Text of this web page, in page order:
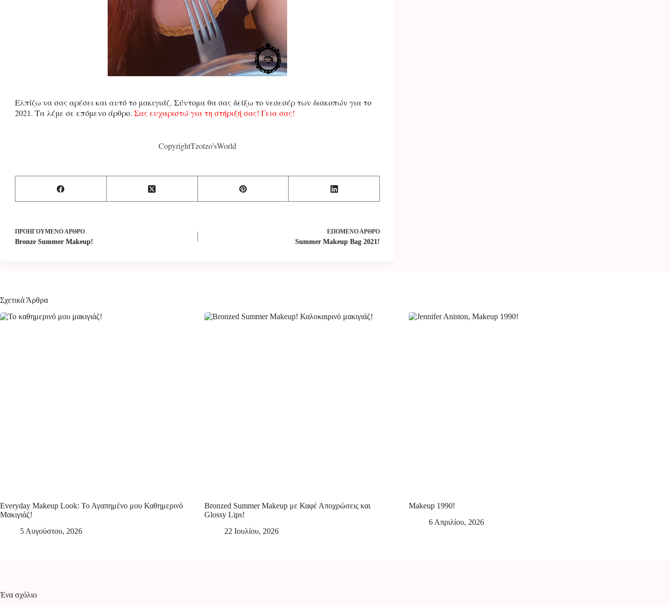
Ελπίζω να σας αρέσει και αυτό το μακιγιάζ. Σύντομα θα σας δείξω το νεσεσέρ των διακοπών για το
2021. Τα λέμε σε επόμενο άρθρο. Σας ευχαριστώ για τη στήριξή σας! Γεια σας!
CopyrightTzotzo’sWorld
ΠΡΟΗΓΟΎΜΕΝΟΆΡΘΡΟ
Bronze Summer Makeup!
ΕΠΌΜΕΝΟΆΡΘΡΟ
Summer Makeup Bag 2021!
Σχετικά Άρθρα
Everyday Makeup Look: Το Αγαπημένο μου Καθημερινό
Μακιγιάζ!
5 Αυγούστου, 2026
Bronzed Summer Makeup με Καφέ Αποχρώσεις και
Glossy Lips!
22 Ιουλίου, 2026
Makeup 1990!
6 Απριλίου, 2026
Ένα σχόλιο